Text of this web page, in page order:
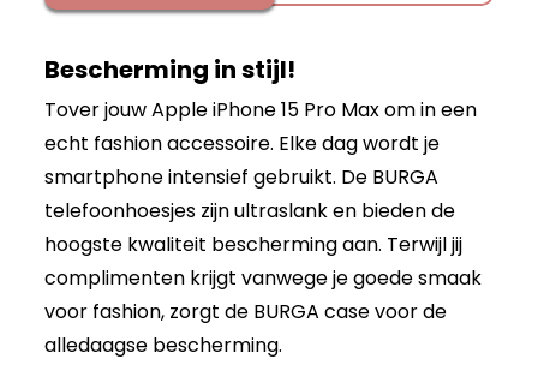
Bescherming in stijl!
Tover jouw Apple iPhone 15 Pro Max om in een
echt fashion accessoire. Elke dag wordt je
smartphone intensief gebruikt. De BURGA
telefoonhoesjes zijn ultraslank en bieden de
hoogste kwaliteit bescherming aan. Terwijl jij
complimenten krijgt vanwege je goede smaak
voor fashion, zorgt de BURGA case voor de
alledaagse bescherming.